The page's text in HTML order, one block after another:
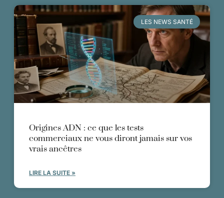
LES NEWS SANTÉ
Origines ADN : ce que les tests
commerciaux ne vous diront jamais sur vos
vrais ancêtres
LIRE LA SUITE »